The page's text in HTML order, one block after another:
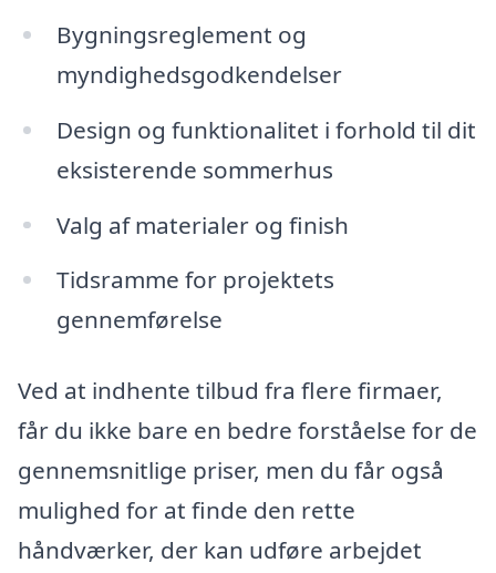
Bygningsreglement og
myndighedsgodkendelser
Design og funktionalitet i forhold til dit
eksisterende sommerhus
Valg af materialer og finish
Tidsramme for projektets
gennemførelse
Ved at indhente tilbud fra flere firmaer,
får du ikke bare en bedre forståelse for de
gennemsnitlige priser, men du får også
mulighed for at finde den rette
håndværker, der kan udføre arbejdet